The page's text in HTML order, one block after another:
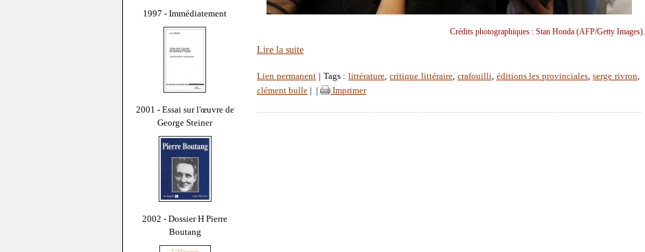
1997 - Immédiatement
2001 - Essai sur l'œuvre de
George Steiner
2002 - Dossier H Pierre
Boutang
Crédits photographiques : Stan Honda (AFP/Getty Images).
Lire la suite
Lien permanent| Tags :littérature,critique littéraire, crafouilli, éditions les provinciales,serge rivron,
clément bulle
Imprimer